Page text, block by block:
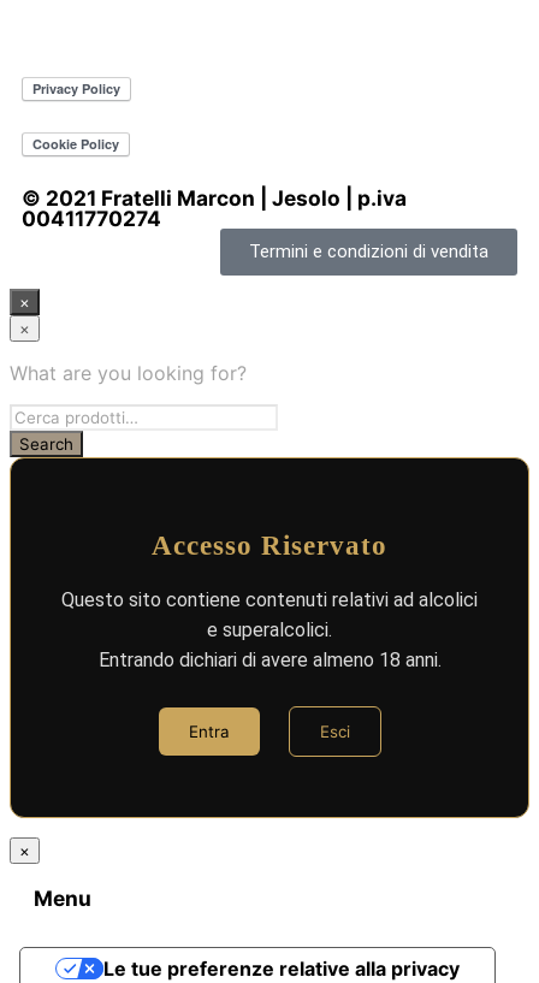
© 2021 Fratelli Marcon | Jesolo | p.iva
00411770274
Termini e condizioni di vendita
×
×
What are you looking for?
Accesso Riservato
Questo sito contiene contenuti relativi ad alcolici
e superalcolici.
Entrando dichiari di avere almeno 18 anni.
Entra Esci
×
Menu
Le tue preferenze relative alla privacy